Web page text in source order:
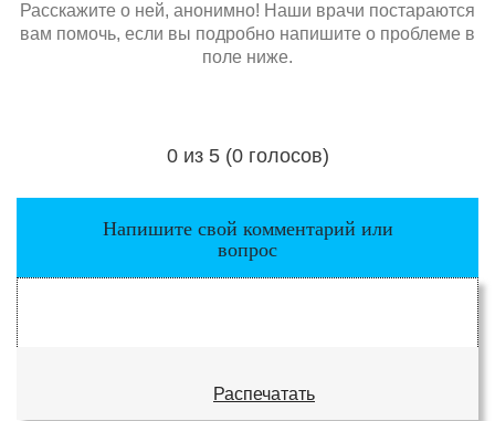
Расскажите о ней, анонимно! Наши врачи постараются
вам помочь, если вы подробно напишите о проблеме в
поле ниже.
Загрузка...
0 из 5 (0 голосов)
Напишите свой комментарий или
вопрос
Распечатать